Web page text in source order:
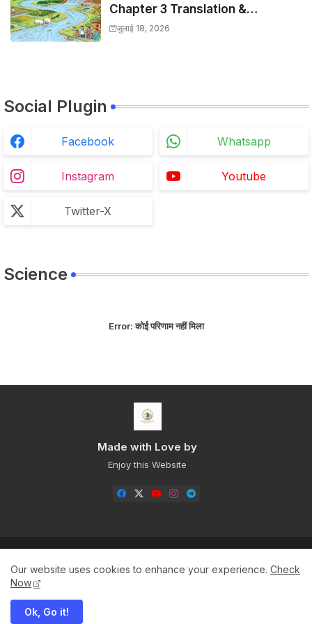
Chapter 3 Translation &
Solutions
जुलाई 18, 2026
Social Plugin
Facebook Whatsapp
Instagram Youtube
Twitter-X
Science
Error:कोई परिणाम नहीं मिला
Made with Love by
Enjoy this Website
Our website uses cookies to enhance your experience. Check
Now
Ok, Go it!